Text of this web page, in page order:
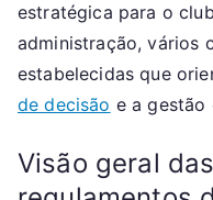
estratégica para o
administração, vários
estabelecidas que
de decisão e a gestão
Visão geral